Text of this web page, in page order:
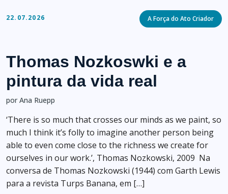
22.07.2026 Categories
A Força do Ato Criador
Thomas Nozkoswki e a
pintura da vida real
por Ana Ruepp
‘There is so much that crosses our minds as we paint, so
much I think it’s folly to imagine another person being
able to even come close to the richness we create for
ourselves in our work.’, Thomas Nozkowski, 2009 Na
conversa de Thomas Nozkowski (1944) com Garth Lewis
para a revista Turps Banana, em […]